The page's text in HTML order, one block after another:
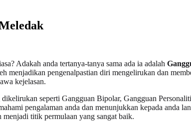
Adakah anda tertanya-tanya sama ada ia adalah
menjadikan pengenalpastian diri mengelirukan dan
kejelasan.
seperti Gangguan Bipolar, Gangguan
pengalaman anda dan menunjukkan kepada anda
menjadi titik permulaan yang sangat baik.